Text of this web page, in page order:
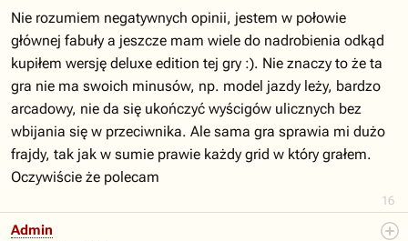
16
Nie rozumiem negatywnych opinii, jestem w połowie
głównej fabuły a jeszcze mam wiele do nadrobienia odkąd
kupiłem wersję deluxe edition tej gry :). Nie znaczy to że ta
gra nie ma swoich minusów, np. model jazdy leży, bardzo
arcadowy, nie da się ukończyć wyścigów ulicznych bez
wbijania się w przeciwnika. Ale sama gra sprawia mi dużo
frajdy, tak jak w sumie prawie każdy grid w który grałem.
Oczywiście że polecam
Admin